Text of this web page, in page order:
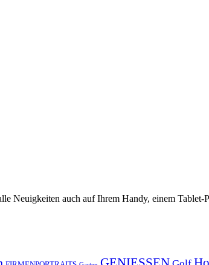
Neuigkeiten auch auf Ihrem Handy, einem